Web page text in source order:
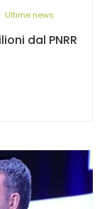
Ultime news
dal PNRR